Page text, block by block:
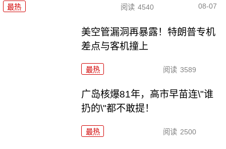
最热 阅读 4540 08-07
美空管漏洞再暴露！特朗普专机
差点与客机撞上
最热 阅读 3589
广岛核爆81年，高市早苗连\"谁
扔的\"都不敢提！
最热 阅读 2500